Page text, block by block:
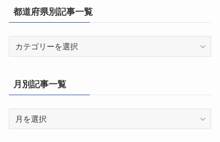
都道府県別記事一覧
県
別
一
月別記事一覧